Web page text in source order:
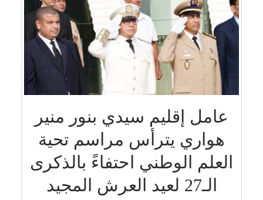
عامل إقليم سيدي بنور منير
هواري يترأس مراسم تحية
العلم الوطني احتفاءً بالذكرى
الـ27 لعيد العرش المجيد